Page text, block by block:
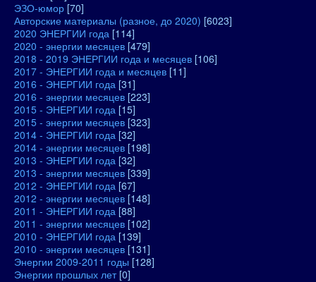
ЭЗО-юмор [70]
Авторские материалы (разное, до 2020) [6023]
2020 ЭНЕРГИИ года [114]
2020 - энергии месяцев [479]
2018 - 2019 ЭНЕРГИИ года и месяцев [106]
2017 - ЭНЕРГИИ года и месяцев [11]
2016 - ЭНЕРГИИ года [31]
2016 - энергии месяцев [223]
2015 - ЭНЕРГИИ года [15]
2015 - энергии месяцев [323]
2014 - ЭНЕРГИИ года [32]
2014 - энергии месяцев [198]
2013 - ЭНЕРГИИ года [32]
2013 - энергии месяцев [339]
2012 - ЭНЕРГИИ года [67]
2012 - энергии месяцев [148]
2011 - ЭНЕРГИИ года [88]
2011 - энергии месяцев [102]
2010 - ЭНЕРГИИ года [139]
2010 - энергии месяцев [131]
Энергии 2009-2011 годы [128]
Энергии прошлых лет [0]